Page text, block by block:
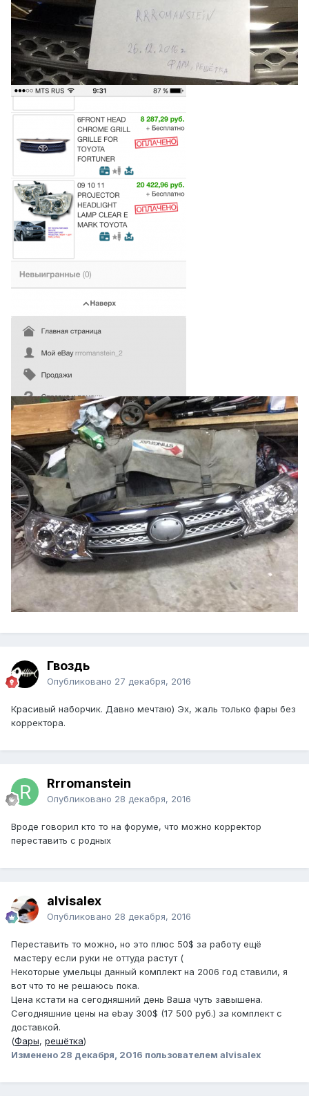
Гвоздь
Опубликовано 27 декабря, 2016
Красивый наборчик. Давно мечтаю) Эх, жаль только фары без
корректора.
Rrromanstein
Опубликовано 28 декабря, 2016
Вроде говорил кто то на форуме, что можно корректор
переставить с родных
alvisalex
Опубликовано 28 декабря, 2016
Переставить то можно, но это плюс 50$ за работу ещё
мастеру если руки не оттуда растут (
Некоторые умельцы данный комплект на 2006 год ставили, я
вот что то не решаюсь пока.
Цена кстати на сегодняшний день Ваша чуть завышена.
Сегодняшние цены на ebay 300$ (17 500 руб.) за комплект с
доставкой.
(Фары, решётка)
Изменено 28 декабря, 2016 пользователем alvisalex